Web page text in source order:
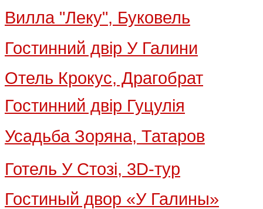
Вилла "Леку", Буковель
Гостинний двір У Галини
Отель Крокус, Драгобрат
Гостинний двір Гуцулія
Усадьба Зоряна, Татаров
Готель У Стозі, 3D-тур
Гостиный двор «У Галины»